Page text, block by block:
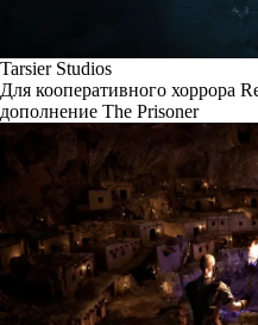
Tarsier Studios
Для кооперативного хоррора
дополнение The Prisoner